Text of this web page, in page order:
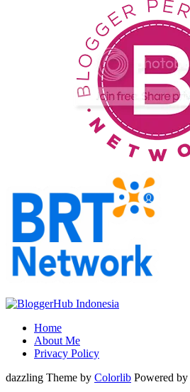
Home
About Me
Privacy Policy
dazzling Theme by Colorlib Powered by